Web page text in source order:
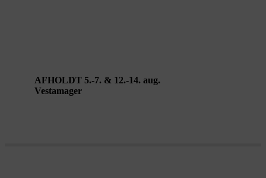
AFHOLDT 5.-7. & 12.-14. aug.
Vestamager